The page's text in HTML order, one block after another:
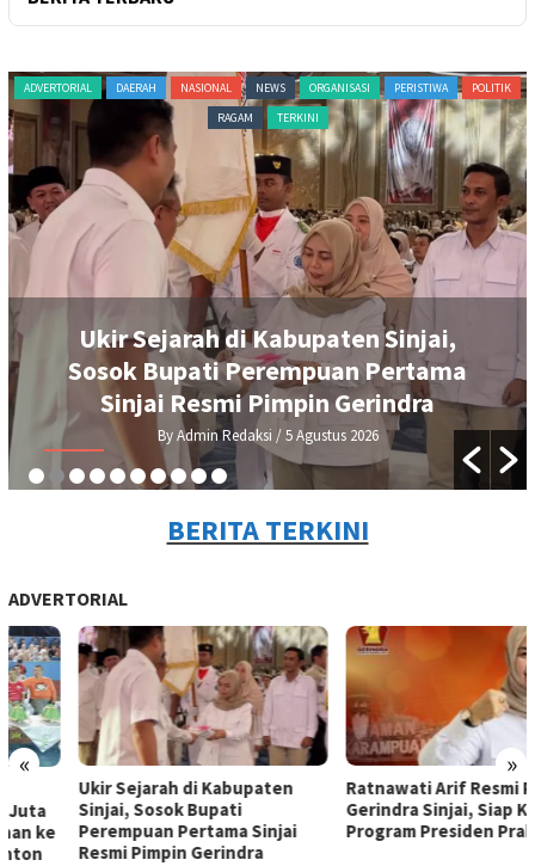
ADVERTORIAL DAERAH NASIONAL NEWS ORGANISASI PERISTIWA
POLITIK
RAGAM
TERKINI
Ukir Sejarah di Kabupaten Sinjai,
Sosok Bupati Perempuan Pertama
Sinjai Resmi Pimpin Gerindra
By Admin Redaksi / 5 Agustus 2026
BERITA TERKINI
ADVERTORIAL
« »
Ukir Sejarah di Kabupaten
Sinjai, Sosok Bupati
Perempuan Pertama Sinjai
Resmi Pimpin Gerindra
Ratnawati Arif Resmi Pimpin
Gerindra Sinjai, Siap Kawal
Program Presiden Prabowo